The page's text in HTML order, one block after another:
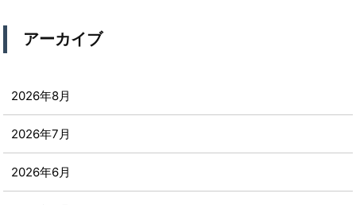
アーカイブ
2026年8月
2026年7月
2026年6月